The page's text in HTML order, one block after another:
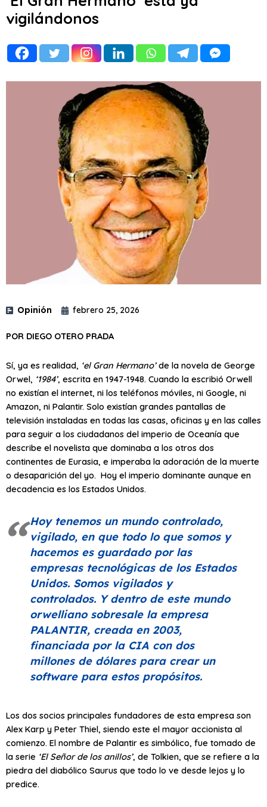
vigilándonos
Opinión febrero 25, 2026
POR DIEGO OTERO PRADA
Sí, ya es realidad, ‘el Gran Hermano’de la novela de George
Orwel, ‘1984’, escrita en 1947-1948. Cuando la escribió Orwell
no existían el internet, ni los teléfonos móviles, ni Google, ni
Amazon, ni Palantir. Solo existían grandes pantallas de
televisión instaladas en todas las casas, oficinas y en las calles
para seguir a los ciudadanos del imperio de Oceanía que
describe el novelista que dominaba a los otros dos
continentes de Eurasia, e imperaba la adoración de la muerte
o desaparición del yo. Hoy el imperio dominante aunque en
decadencia es los Estados Unidos.
Hoy tenemos un mundo controlado,
vigilado, en que todo lo que somos y
hacemos es guardado por las
empresas tecnológicas de los Estados
Unidos. Somos vigilados y
controlados. Y dentro de este mundo
orwelliano sobresale la empresa
PALANTIR, creada en 2003,
financiada por la CIA con dos
millones de dólares para crear un
software para estos propósitos.
Los dos socios principales fundadores de esta empresa son
Alex Karp y Peter Thiel, siendo este el mayor accionista al
comienzo. El nombre de Palantir es simbólico, fue tomado de
la serie ‘El Señor de los anillos’, de Tolkien, que se refiere a la
piedra del diabólico Saurus que todo lo ve desde lejos y lo
predice.